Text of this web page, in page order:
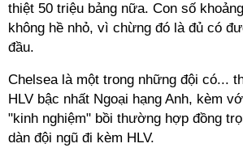
thiệt 50 triệu bảng nữa. Con số
không hề nhỏ, vì chừng đó là đủ có
đầu.
Chelsea là một trong những đội có...
HLV bậc nhất Ngoại hạng Anh, kèm
"kinh nghiệm" bồi thường hợp đồng
dàn đội ngũ đi kèm HLV.